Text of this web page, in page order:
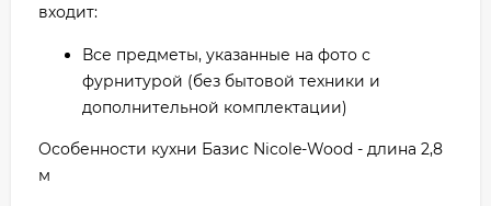
входит:
Все предметы, указанные на фото с
фурнитурой (без бытовой техники и
дополнительной комплектации)
Особенности кухни Базис Nicole-Wood - длина 2,8
м